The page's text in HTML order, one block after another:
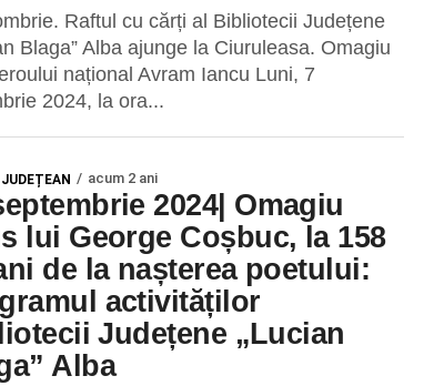
Raftul cu cărți al Bibliotecii Județene
Blaga” Alba ajunge la Ciuruleasa. Omagiu
național Avram Iancu Luni, 7
2024, la ora...
acum 2 ani
2024| Omagiu
lui George Coșbuc, la 158
de la nașterea poetului:
activităților
Județene „Lucian
Alba